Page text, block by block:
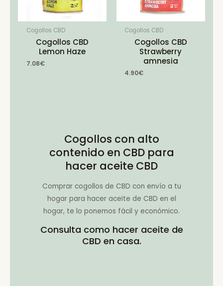
Cogollos CBD
Cogollos CBD
Lemon Haze
7.08€
Cogollos CBD
Cogollos CBD
Strawberry
amnesia
4.90€
Cogollos con alto
contenido en CBD para
hacer aceite CBD
Comprar cogollos de CBD con envío a tu
hogar para hacer aceite de CBD en el
hogar, te lo ponemos fácil y económico.
Consulta como hacer aceite de
CBD en casa.